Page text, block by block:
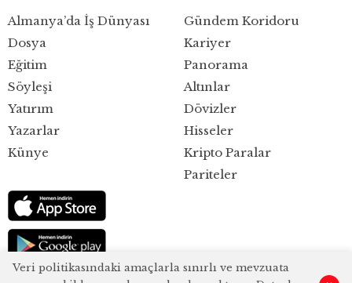
Almanya’da İş Dünyası
Dosya
Eğitim
Gündem Koridoru
Kariyer
Panorama
Söyleşi
Yatırım
Yazarlar
Künye
Altınlar
Dövizler
Hisseler
Kripto Paralar
Pariteler
Veri politikasındaki amaçlarla sınırlı ve mevzuata